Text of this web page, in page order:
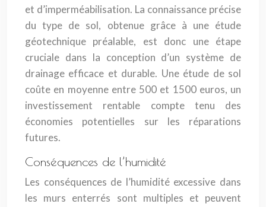
et d’imperméabilisation. La connaissance précise
du type de sol, obtenue grâce à une étude
géotechnique préalable, est donc une étape
cruciale dans la conception d’un système de
drainage efficace et durable. Une étude de sol
coûte en moyenne entre 500 et 1500 euros, un
investissement rentable compte tenu des
économies potentielles sur les réparations
futures.
Conséquences de l’humidité
Les conséquences de l’humidité excessive dans
les murs enterrés sont multiples et peuvent